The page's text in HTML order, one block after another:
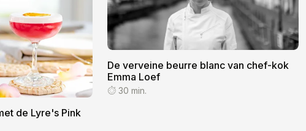
de Lyre's Pink
De verveine beurre blanc van chef-kok
Emma Loef
30 min.